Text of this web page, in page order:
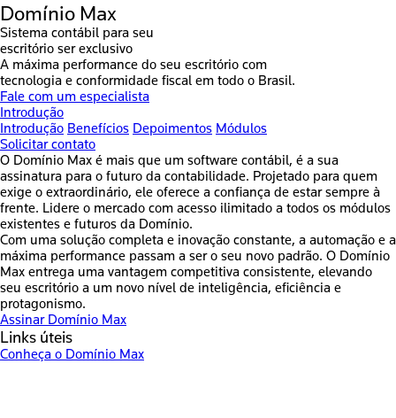
Domínio Max
Sistema contábil para seu
escritório ser exclusivo
A máxima performance do seu escritório com
tecnologia e conformidade fiscal em todo o Brasil.
Fale com um especialista
Introdução
Introdução Benefícios Depoimentos Módulos
Solicitar contato
O Domínio Max é mais que um software contábil, é a sua
assinatura para o futuro da contabilidade. Projetado para quem
exige o extraordinário, ele oferece a confiança de estar sempre à
frente. Lidere o mercado com acesso ilimitado a todos os módulos
existentes e futuros da Domínio.
Com uma solução completa e inovação constante, a automação e a
máxima performance passam a ser o seu novo padrão. O Domínio
Max entrega uma vantagem competitiva consistente, elevando
seu escritório a um novo nível de inteligência, eficiência e
protagonismo.
Assinar Domínio Max
Links úteis
Conheça o Domínio Max